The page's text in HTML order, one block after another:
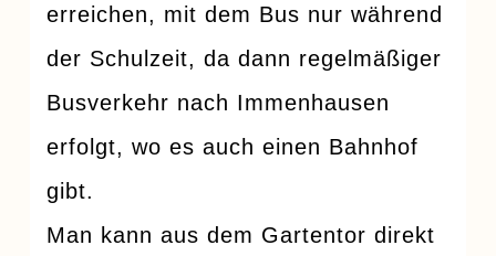
erreichen, mit dem Bus nur während
der Schulzeit, da dann regelmäßiger
Busverkehr nach Immenhausen
erfolgt, wo es auch einen Bahnhof
gibt.
Man kann aus dem Gartentor direkt